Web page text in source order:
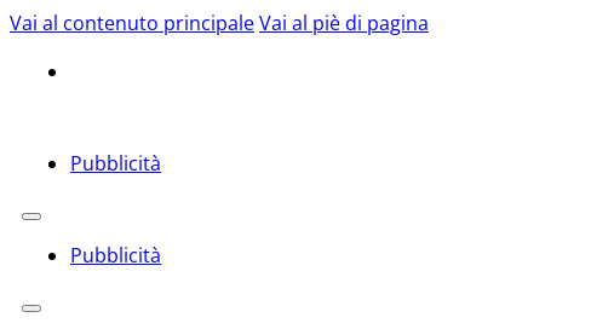
Vai al contenuto principaleVai al piè di pagina
Pubblicità
Pubblicità